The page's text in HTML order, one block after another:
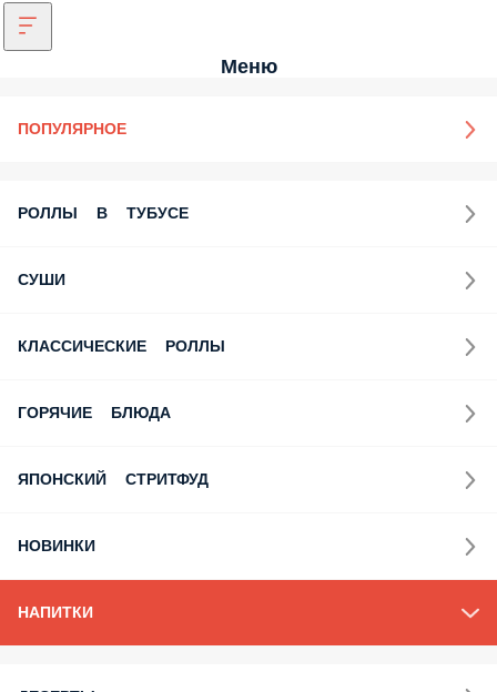
Меню
ПОПУЛЯРНОЕ
РОЛЛЫ В ТУБУСЕ
СУШИ
КЛАССИЧЕСКИЕ РОЛЛЫ
ГОРЯЧИЕ БЛЮДА
ЯПОНСКИЙ СТРИТФУД
НОВИНКИ
НАПИТКИ